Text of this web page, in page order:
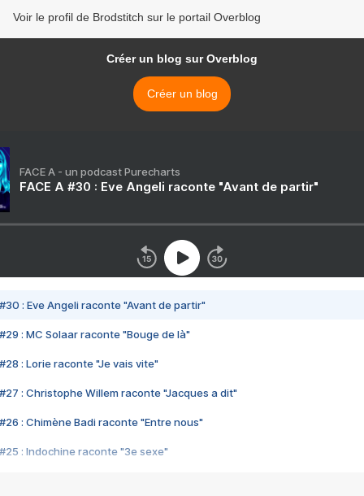
Voir le profil de Brodstitch sur le portail Overblog
Créer un blog sur Overblog
Créer un blog
FACE A - un podcast Purecharts
FACE A #30 : Eve Angeli raconte "Avant de partir"
#30 : Eve Angeli raconte "Avant de partir"
#29 : MC Solaar raconte "Bouge de là"
#28 : Lorie raconte "Je vais vite"
#27 : Christophe Willem raconte "Jacques a dit"
#26 : Chimène Badi raconte "Entre nous"
#25 : Indochine raconte "3e sexe"